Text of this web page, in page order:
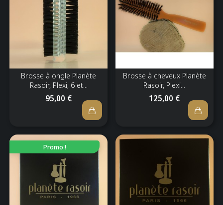
Brosse à ongle Planète
Rasoir, Plexi, 6 et...
95,00 €
Brosse à cheveux Planète
Rasoir, Plexi...
125,00 €
Promo !